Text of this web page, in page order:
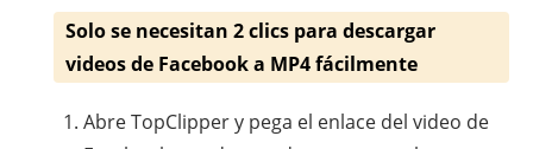
Solo se necesitan 2 clics para descargar
videos de Facebook a MP4 fácilmente
Abre TopClipper y pega el enlace del video de